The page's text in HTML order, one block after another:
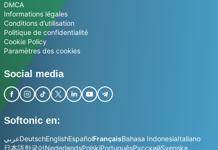
DMCA
Informations légales
Conditions d’utilisation
Politique de confidentialité
Cookie Policy
Paramètres des cookies
Social media
Softonic en:
عربيDeutschEnglishEspañolFrançaisBahasa IndonesiaItaliano
日本語한국어NederlandsPolskiPortuguêsРусскийSvenska